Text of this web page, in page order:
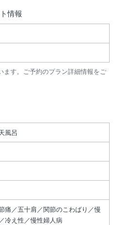
情報
ます。ご予約のプラン詳細情報をご
風呂
痛／五十肩／関節のこわばり／慢
冷え性／慢性婦人病